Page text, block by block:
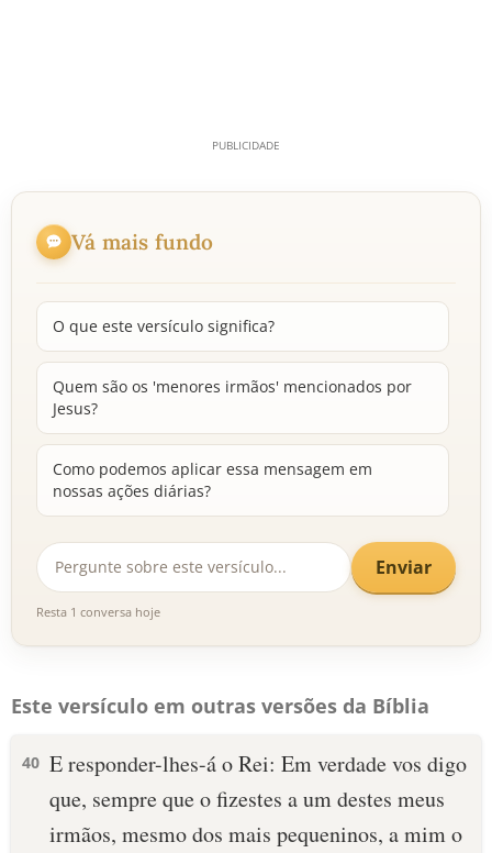
Vá mais fundo
O que este versículo significa?
Quem são os 'menores irmãos' mencionados por
Jesus?
Como podemos aplicar essa mensagem em
nossas ações diárias?
Enviar
Resta 1 conversa hoje
Este versículo em outras versões da Bíblia
40 E responder-lhes-á o Rei: Em verdade vos digo
que, sempre que o fizestes a um destes meus
irmãos, mesmo dos mais pequeninos, a mim o